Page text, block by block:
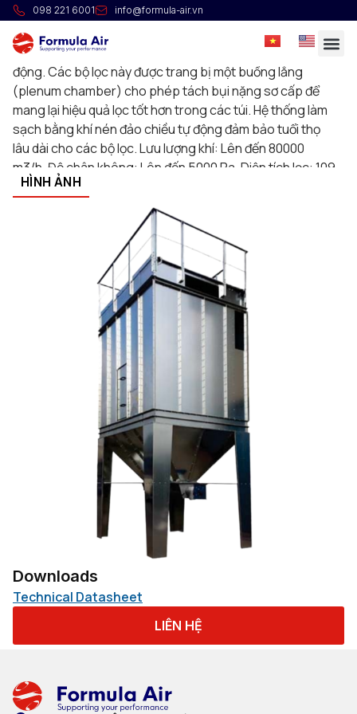
098 221 6001 info@formula-air.vn
Lọc BERF
BERF là “dòng hạng nặng” của các bộ lọc túi vải với hệ
thống làm sạch bằng khí nén đảo chiều (reverse jet) tự
động. Các bộ lọc này được trang bị một buồng lắng
(plenum chamber) cho phép tách bụi nặng sơ cấp để
mang lại hiệu quả lọc tốt hơn trong các túi. Hệ thống làm
sạch bằng khí nén đảo chiều tự động đảm bảo tuổi thọ
lâu dài cho các bộ lọc. Lưu lượng khí: Lên đến 80000
m3/h. Độ chân không: Lên đến 5000 Pa. Diện tích lọc: 109
đến 600 m2. Tiêu chuẩn bằng thép mạ kẽm với vật liệu
lọc polyester, thùng chứa bụi 210 L, thang, lan can an
toàn và bộ tiết kiệm ECONET. Các phiên bản BERF ATEX
có chứng chỉ cũng có sẵn. Để biết thêm thông tin, hãy
liên hệ với chúng tôi.
HÌNH ẢNH
Downloads
Technical Datasheet
LIÊN HỆ